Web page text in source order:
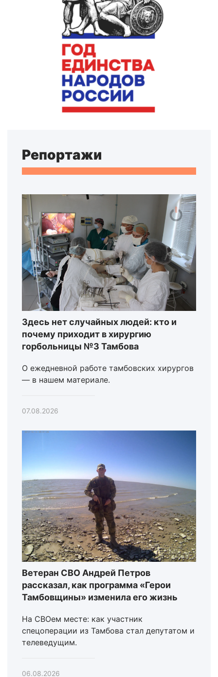
Репортажи
Здесь нет случайных людей: кто и
почему приходит в хирургию
горбольницы №3 Тамбова
О ежедневной работе тамбовских хирургов
— в нашем материале.
07.08.2026
Ветеран СВО Андрей Петров
рассказал, как программа «Герои
Тамбовщины» изменила его жизнь
На СВОем месте: как участник
спецоперации из Тамбова стал депутатом и
телеведущим.
06.08.2026